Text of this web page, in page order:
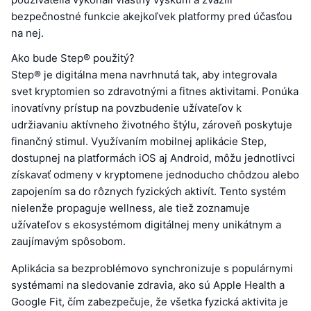
bezpečnostné funkcie akejkoľvek platformy pred účasťou
na nej.
Ako bude Step® použitý?
Step® je digitálna mena navrhnutá tak, aby integrovala
svet kryptomien so zdravotnými a fitnes aktivitami. Ponúka
inovatívny prístup na povzbudenie užívateľov k
udržiavaniu aktívneho životného štýlu, zároveň poskytuje
finančný stimul. Využívaním mobilnej aplikácie Step,
dostupnej na platformách iOS aj Android, môžu jednotlivci
získavať odmeny v kryptomene jednoducho chôdzou alebo
zapojením sa do rôznych fyzických aktivít. Tento systém
nielenže propaguje wellness, ale tiež zoznamuje
užívateľov s ekosystémom digitálnej meny unikátnym a
zaujímavým spôsobom.
Aplikácia sa bezproblémovo synchronizuje s populárnymi
systémami na sledovanie zdravia, ako sú Apple Health a
Google Fit, čím zabezpečuje, že všetka fyzická aktivita je